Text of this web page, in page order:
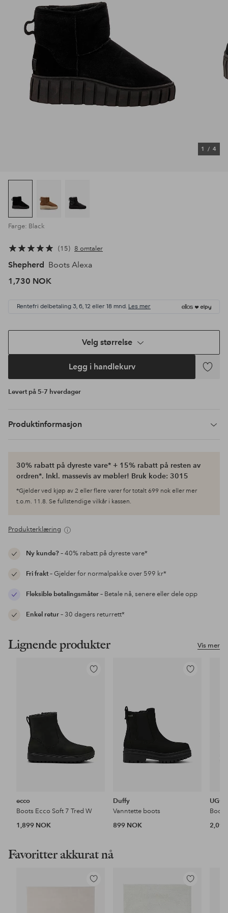
1 / 4
Farge: Black
15 8 omtaler
Shepherd
Boots Alexa
1,730 NOK
Rentefri delbetaling 3, 6, 12 eller 18 mnd. Les mer
Velg størrelse
Legg i handlekurv
Legg
Levert på 5-7 hverdager
Produktinformasjon
30% rabatt på dyreste vare* + 15% rabatt på resten av
ordren*. Inkl. massevis av møbler! Bruk kode: 3015
*Gjelder ved kjøp av 2 eller flere varer for totalt 699 nok eller mer
t.o.m. 11.8. Se fullstendige vilkår i kassen.
Produkterklæring
Ny kunde?– 40% rabatt på dyreste vare*
Fri frakt– Gjelder for normalpakke over 599 kr*
Fleksible betalingsmåter– Betale nå, senere eller dele opp
Enkel retur– 30 dagers returrett*
Vis mer
Lignende produkter
Legg
ecco
Boots Ecco Soft 7 Tred W
1,899 NOK
Legg
Duffy
Vanntette boots
899 NOK
UGG
Favoritter akkurat nå
Legg
Legg